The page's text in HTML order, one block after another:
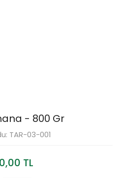
- 800 Gr
TAR-03-001
TL